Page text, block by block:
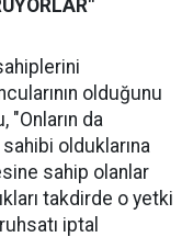
olduğunu
da
olduklarına
sahip olanlar
takdirde o yetki
iptal